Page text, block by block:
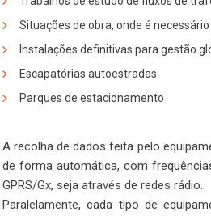
Situações de obra, onde é
Instalações definitivas para gestão
Escapatórias autoestradas
Parques de estacionamento
A recolha de dados feita pelo
de forma automática, com
GPRS/Gx, seja através de redes rádio.
Paralelamente, cada tipo de